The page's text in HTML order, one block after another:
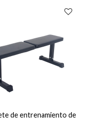
de entrenamiento de